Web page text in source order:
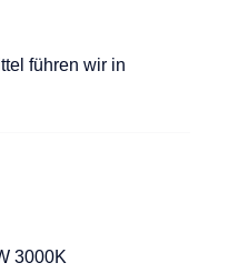
führen wir in
3000K